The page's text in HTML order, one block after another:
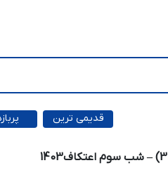
قدیمی ترین